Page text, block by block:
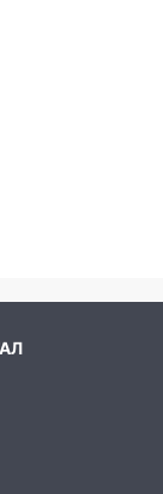
два
будет
УК